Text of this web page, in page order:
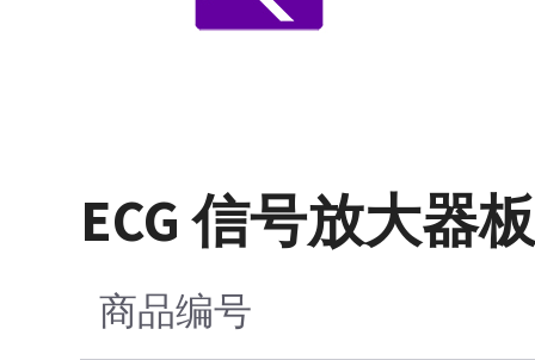
ECG 信号放大器板
商品编号